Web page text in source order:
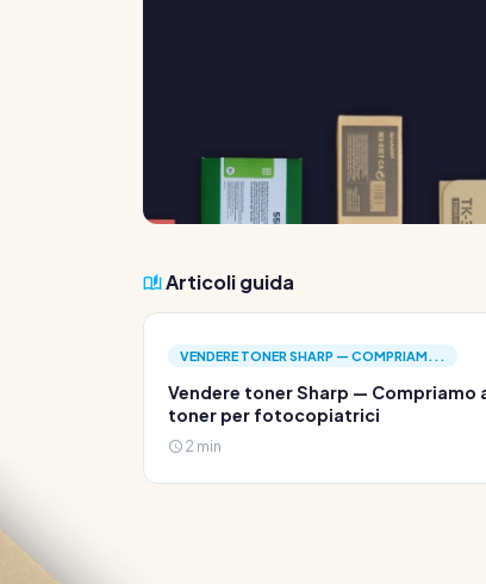
Articoli guida
VENDERE TONER SHARP — COMPRIAM...
Vendere toner Sharp — Compriamo
toner per fotocopiatrici
2 min